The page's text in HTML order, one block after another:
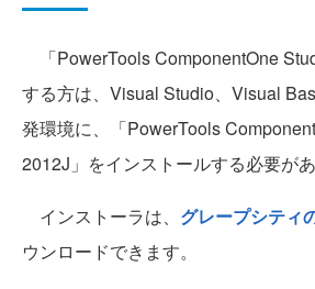
「PowerTools ComponentOne
する方は、Visual Studio、Visual
発環境に、「PowerTools
2012J」をインストールする必要があ
インストーラは、 グレープシティ
ウンロードできます。